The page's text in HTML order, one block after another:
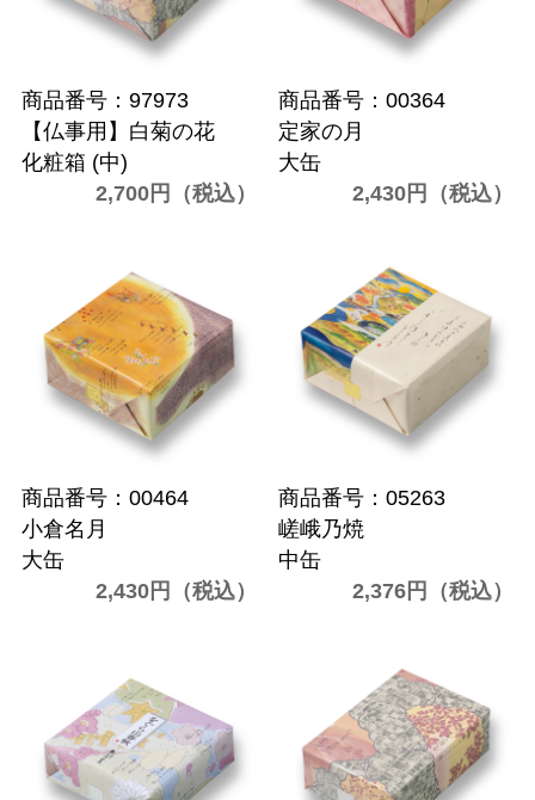
商品番号：97973
【仏事用】白菊の花
化粧箱 (中)
2,700円（税込）
商品番号：00364
定家の月
大缶
2,430円（税込）
商品番号：00464
小倉名月
大缶
2,430円（税込）
商品番号：05263
嵯峨乃焼
中缶
2,376円（税込）